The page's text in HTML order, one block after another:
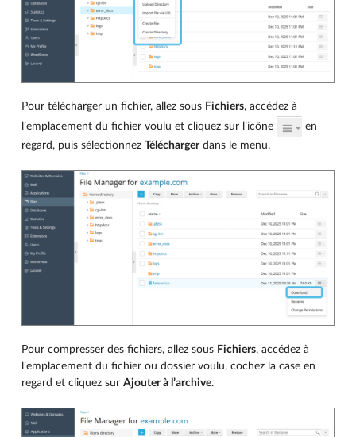
Pour télécharger un fichier, allez sous Fichiers, accédez à
l’emplacement du fichier voulu et cliquez sur l’icône
en
regard, puis sélectionnez Téléchargerdans le menu.
Pour compresser des fichiers, allez sous Fichiers, accédez à
l’emplacement du fichier ou dossier voulu, cochez la case en
regard et cliquez sur Ajouter à l’archive.